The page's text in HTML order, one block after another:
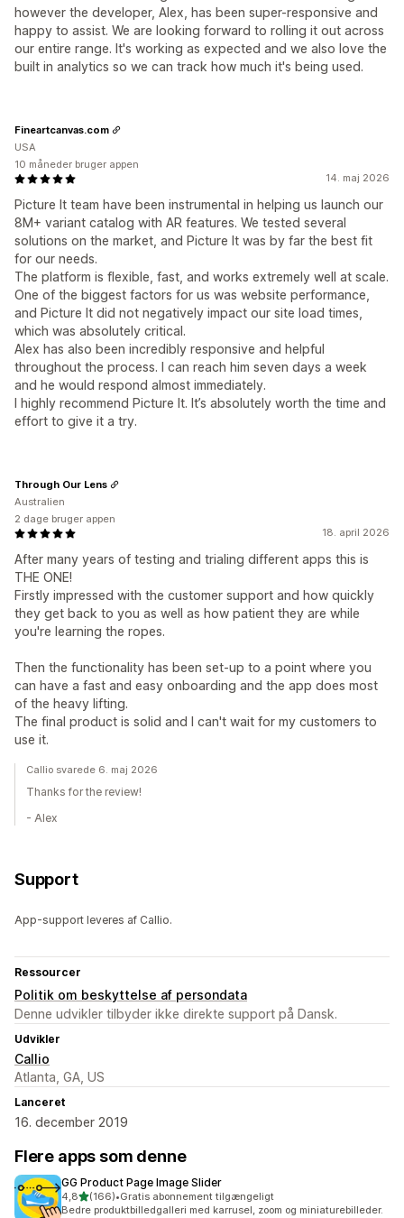
however the developer, Alex, has been super-responsive and
happy to assist. We are looking forward to rolling it out across
our entire range. It's working as expected and we also love the
built in analytics so we can track how much it's being used.
14. maj 2026
Picture It team have been instrumental in helping us launch our
8M+ variant catalog with AR features. We tested several
solutions on the market, and Picture It was by far the best fit
for our needs.
The platform is flexible, fast, and works extremely well at scale.
One of the biggest factors for us was website performance,
and Picture It did not negatively impact our site load times,
which was absolutely critical.
Alex has also been incredibly responsive and helpful
throughout the process. I can reach him seven days a week
and he would respond almost immediately.
I highly recommend Picture It. It’s absolutely worth the time and
effort to give it a try.
Fineartcanvas.com
USA
10 måneder bruger appen
18. april 2026
After many years of testing and trialing different apps this is
THE ONE!
Firstly impressed with the customer support and how quickly
they get back to you as well as how patient they are while
you're learning the ropes.
Then the functionality has been set-up to a point where you
can have a fast and easy onboarding and the app does most
of the heavy lifting.
The final product is solid and I can't wait for my customers to
use it.
Through Our Lens
Australien
2 dage bruger appen
Callio svarede 6. maj 2026
Thanks for the review!
- Alex
Support
App-support leveres af Callio.
Ressourcer
Politik om beskyttelse af persondata
Denne udvikler tilbyder ikke direkte support på Dansk.
Udvikler
Callio
Atlanta, GA, US
Lanceret
16. december 2019
Flere apps som denne
GG Product Page Image Slider
4,8ud af 5 stjerner
(166)
166 anmeldelser i alt
•Gratis abonnement tilgængeligt
Bedre produktbilledgalleri med karrusel, zoom og miniaturebilleder.